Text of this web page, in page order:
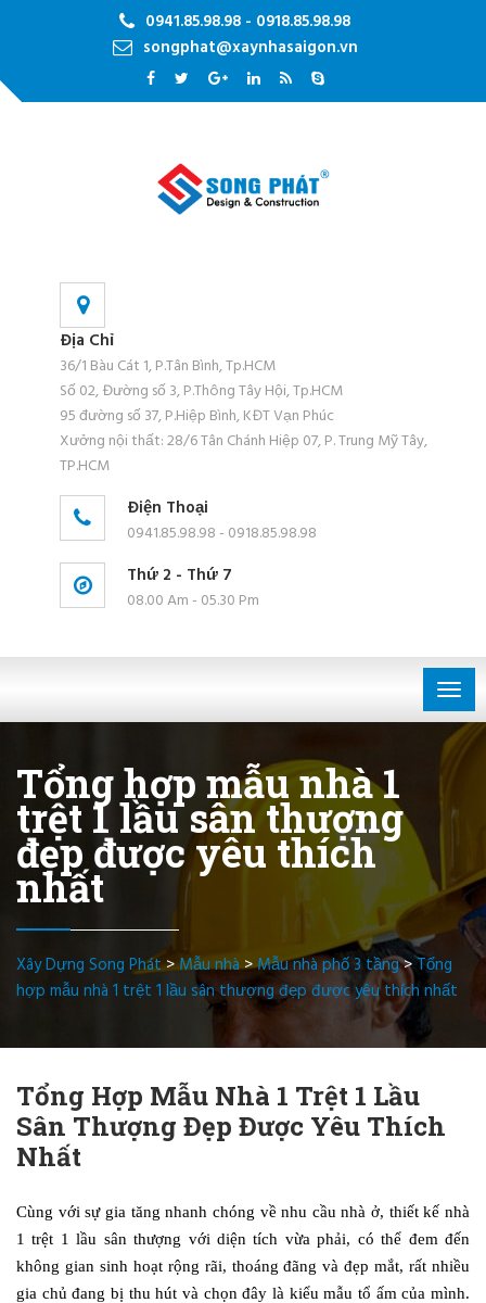
0941.85.98.98 - 0918.85.98.98
songphat@xaynhasaigon.vn
Địa Chỉ
36/1 Bàu Cát 1, P.Tân Bình, Tp.HCM
Số 02, Đường số 3, P.Thông Tây Hội, Tp.HCM
95 đường số 37, P.Hiệp Bình, KĐT Vạn Phúc
Xưởng nội thất: 28/6 Tân Chánh Hiệp 07, P. Trung Mỹ Tây,
TP.HCM
Điện Thoại
0941.85.98.98 - 0918.85.98.98
Thứ 2 - Thứ 7
08.00 Am - 05.30 Pm
Tổng hợp mẫu nhà 1
trệt 1 lầu sân thượng
đẹp được yêu thích
nhất
Xây Dựng Song Phát>Mẫu nhà>Mẫu nhà phố 3 tầng>Tổng
hợp mẫu nhà 1 trệt 1 lầu sân thượng đẹp được yêu thích nhất
Tổng Hợp Mẫu Nhà 1 Trệt 1 Lầu
Sân Thượng Đẹp Được Yêu Thích
Nhất
Cùng với sự gia tăng nhanh chóng về nhu cầu nhà ở, thiết kế nhà
1 trệt 1 lầu sân thượng với diện tích vừa phải, có thể đem đến
không gian sinh hoạt rộng rãi, thoáng đãng và đẹp mắt, rất nhiều
gia chủ đang bị thu hút và chọn đây là kiểu mẫu tổ ấm của mình.